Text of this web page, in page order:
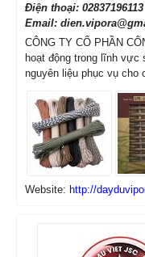
Điện thoại: 02837196113
Email:
CÔNG TY CỔ PHẦN
hoạt động trong lĩnh vực
nguyên liệu phục vụ cho
Website: http://